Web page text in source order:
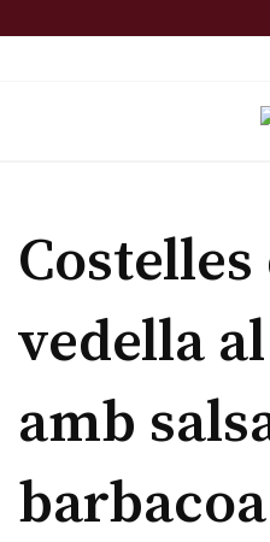
to
Costelles
vedella
amb
barbacoa